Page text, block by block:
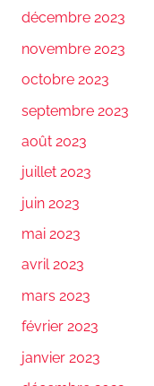
décembre 2023
novembre 2023
octobre 2023
septembre 2023
août 2023
juillet 2023
juin 2023
mai 2023
avril 2023
mars 2023
février 2023
janvier 2023